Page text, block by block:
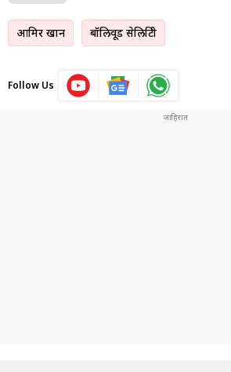
आमिर खान बॉलिवूड सेलिब्रिटी
Follow Us